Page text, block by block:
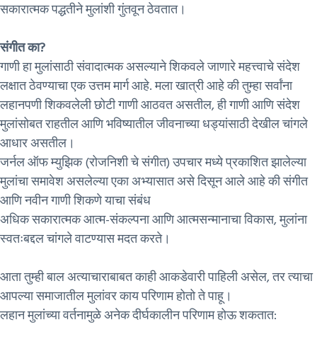
सकारात्मक पद्धतीने मुलांशी गुंतवून ठेवतात।
संगीत का?
गाणी हा मुलांसाठी संवादात्मक असल्याने शिकवले जाणारे महत्त्वाचे संदेश
लक्षात ठेवण्याचा एक उत्तम मार्ग आहे. मला खात्री आहे की तुम्हा सर्वांना
लहानपणी शिकवलेली छोटी गाणी आठवत असतील, ही गाणी आणि संदेश
मुलांसोबत राहतील आणि भविष्यातील जीवनाच्या धड्यांसाठी देखील चांगले
आधार असतील।
जर्नल ऑफ म्युझिक (रोजनिशी चे संगीत) उपचार मध्ये प्रकाशित झालेल्या
मुलांचा समावेश असलेल्या एका अभ्यासात असे दिसून आले आहे की संगीत
आणि नवीन गाणी शिकणे याचा संबंध
अधिक सकारात्मक आत्म-संकल्पना आणि आत्मसन्मानाचा विकास, मुलांना
स्वतःबद्दल चांगले वाटण्यास मदत करते।
आता तुम्ही बाल अत्याचाराबाबत काही आकडेवारी पाहिली असेल, तर त्याचा
आपल्या समाजातील मुलांवर काय परिणाम होतो ते पाहू।
लहान मुलांच्या वर्तनामुळे अनेक दीर्घकालीन परिणाम होऊ शकतात: